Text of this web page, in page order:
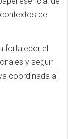
de
fortalecer el
y seguir
coordinada al